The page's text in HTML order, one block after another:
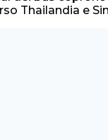
Thailandia e